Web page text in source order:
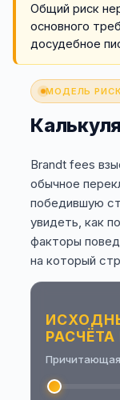
Общий риск
основного
досудебное
МОДЕЛЬ
Brandt fees
обычное
победившую
увидеть, как
факторы
на который